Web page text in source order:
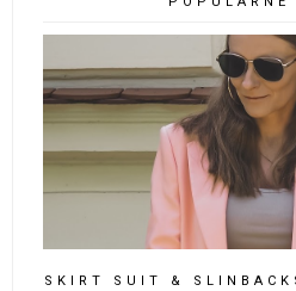
SKIRT SUIT &